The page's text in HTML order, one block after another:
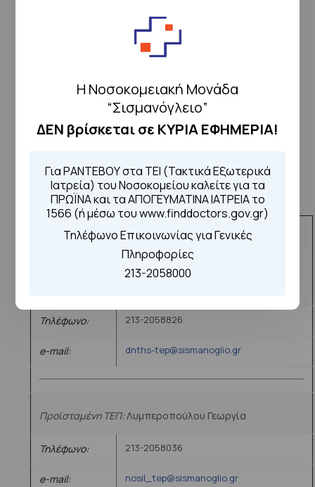
Η Νοσοκομειακή Μονάδα
“Σισμανόγλειο”
ΔΕΝ βρίσκεται σε ΚΥΡΙΑ ΕΦΗΜΕΡΙΑ!
Για ΡΑΝΤΕΒΟΥ στα ΤΕΙ (Τακτικά Εξωτερικά
Ιατρεία) του Νοσοκομείου καλείτε για τα
ΠΡΩΪΝΑ και τα ΑΠΟΓΕΥΜΑΤΙΝΑ ΙΑΤΡΕΙΑ το
1566 (ή μέσω του www.finddoctors.gov.gr)
Τηλέφωνο Επικοινωνίας για Γενικές
Πληροφορίες
213-2058000
Επιστημονικό Ερευνητικό Συγγραφικό έργο
Άλλες Συμμετοχές και Βραβεύσεις
Επικοινωνήστε με το Τμήμα
Στοιχεία Επικοινωνίας-Χάρτης
προσέγγισης
ΕΠΙΣΤΗΜΟΝΙΚΑ ΚΑΙ ΔΙΟΙΚΗΤΙΚΑ ΥΠΕΥΘΥΝΟΣ
Διευθυντής/Διευθύντρια Διατομεακού Τμήματος
Τηλέφωνο: 213-2058826
e-mail: dnths-tep@sismanoglio.gr
Προϊσταμένη ΤΕΠ:Λυμπεροπούλου Γεωργία
Τηλέφωνο: 213-2058036
e-mail: nosil_tep@sismanoglio.gr